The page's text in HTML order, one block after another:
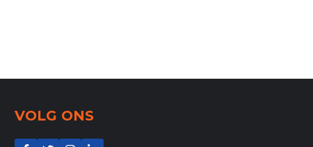
VOLG ONS